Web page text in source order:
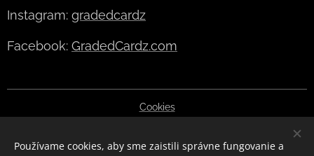
Instagram: gradedcardz
Facebook: GradedCardz.com
Cookies
Používame cookies, aby sme zaistili správne fungovanie a